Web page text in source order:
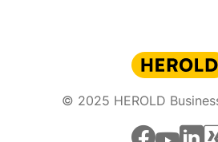
© 2025 HEROLD